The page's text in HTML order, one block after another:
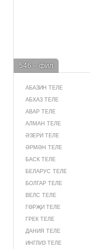
546 – фил
АБАЗИН ТЕЛЕ
АБХАЗ ТЕЛЕ
АВАР ТЕЛЕ
АЛМАН ТЕЛЕ
ӘЗЕРИ ТЕЛЕ
ӘРМӘН ТЕЛЕ
БАСК ТЕЛЕ
БЕЛАРУС ТЕЛЕ
БОЛГАР ТЕЛЕ
ВЕЛС ТЕЛЕ
ГӨРҖИ ТЕЛЕ
ГРЕК ТЕЛЕ
ДАНИЯ ТЕЛЕ
ИНГЛИЗ ТЕЛЕ